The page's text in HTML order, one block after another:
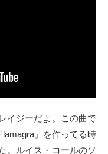
イジーだよ。この曲で
』を作ってる時
。ルイス・コールのソ